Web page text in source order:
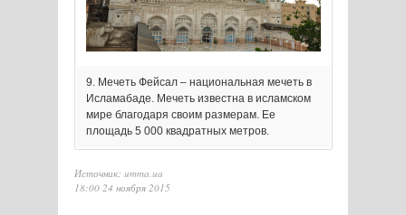
9. Мечеть Фейсал – национальная мечеть в
Исламабаде. Мечеть известна в исламском
мире благодаря своим размерам. Ее
площадь 5 000 квадратных метров.
Источник: umma.ua
18:00 24 ноября 2015